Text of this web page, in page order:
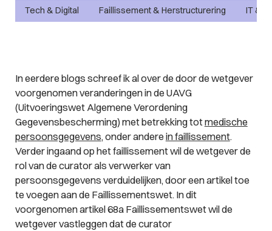
Tech & Digital Faillissement & Herstructurering IT &
In eerdere blogs schreef ik al over de door de wetgever
voorgenomen veranderingen in de UAVG
(Uitvoeringswet Algemene Verordening
Gegevensbescherming) met betrekking totmedische
persoonsgegevens, onder andere in faillissement.
Verder ingaand op het faillissement wil de wetgever de
rol van de curator als verwerker van
persoonsgegevens verduidelijken, door een artikel toe
te voegen aan de Faillissementswet. In dit
voorgenomen artikel 68a Faillissementswet wil de
wetgever vastleggen dat de curator